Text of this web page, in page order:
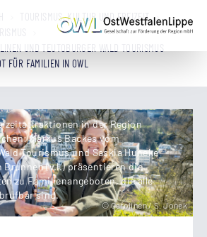
TOURISMUS, KULTUR UND FREIZEIT
FÜR FAMILIEN IN OWL
in der Region
Markus Backes vom
Tourismus und Saskia Huneke
Brunnen (v.l.) präsentieren die
zu Familienangeboten, die alle
sind.
© Carolinen / S. Jonek